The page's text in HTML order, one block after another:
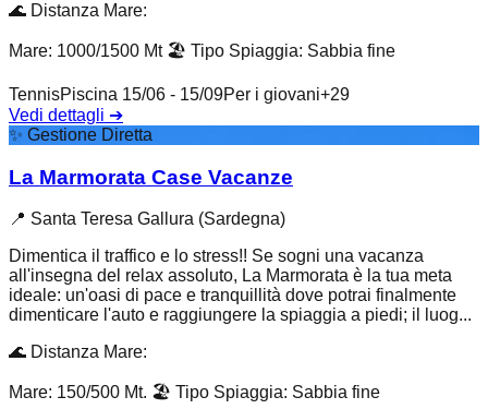
🌊 Distanza Mare:
Mare: 1000/1500 Mt 🏖️ Tipo Spiaggia: Sabbia fine
TennisPiscina 15/06 - 15/09Per i giovani+29
Vedi dettagli ➔
✨ Gestione Diretta
La Marmorata Case Vacanze
📍 Santa Teresa Gallura (Sardegna)
Dimentica il traffico e lo stress!! Se sogni una vacanza
all'insegna del relax assoluto, La Marmorata è la tua meta
ideale: un'oasi di pace e tranquillità dove potrai finalmente
dimenticare l'auto e raggiungere la spiaggia a piedi; il luog...
🌊 Distanza Mare:
Mare: 150/500 Mt. 🏖️ Tipo Spiaggia: Sabbia fine